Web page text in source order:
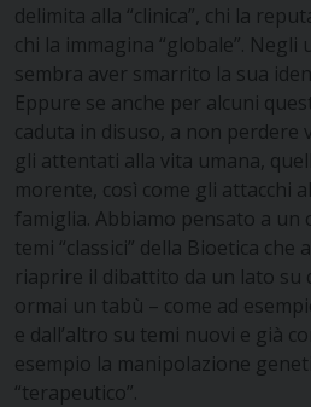
delimita alla “clinica”, chi la
chi la immagina “globale”. Negli
sembra aver smarrito la sua
Eppure se anche per alcuni
caduta in disuso, a non
gli attentati alla vita umana,
morente, così come gli attacchi
famiglia. Abbiamo pensato a un
temi “classici” della Bioetica
riaprire il dibattito da un lato su
ormai un tabù – come ad
e dall’altro su temi nuovi e già
esempio la manipolazione
“terapeutico”.